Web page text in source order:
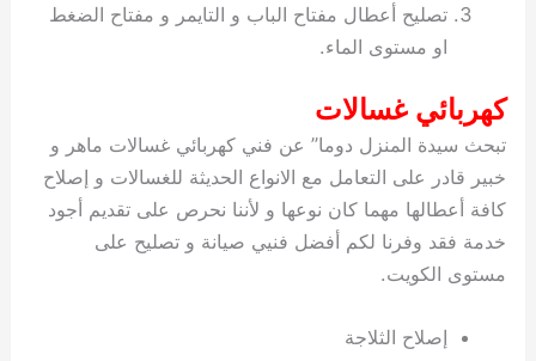
تصليح أعطال مفتاح الباب و التايمر و مفتاح الضغط
او مستوى الماء.
كهربائي غسالات
تبحث سيدة المنزل دوما” عن فني كهربائي غسالات ماهر و
خبير قادر على التعامل مع الانواع الحديثة للغسالات و إصلاح
كافة أعطالها مهما كان نوعها و لأننا نحرص على تقديم أجود
خدمة فقد وفرنا لكم أفضل فنيي صيانة و تصليح على
مستوى الكويت.
إصلاح الثلاجة